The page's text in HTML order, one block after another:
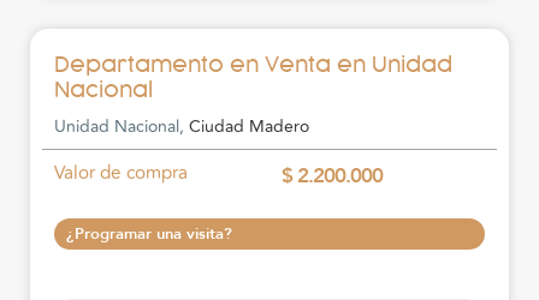
Departamento en Venta en Unidad
Nacional
Unidad Nacional, Ciudad Madero
Valor de compra $ 2.200.000
¿Programar una visita?